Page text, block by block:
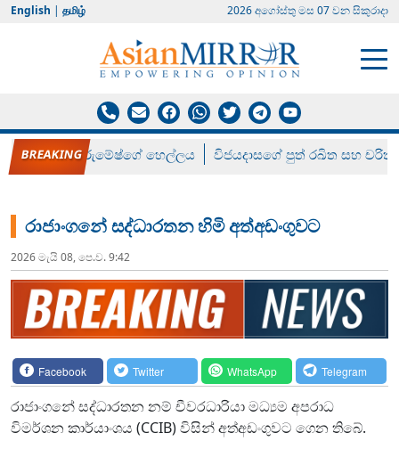
English | தமிழ் 2026 අගෝස්‍තු මස 07 වන සිකුරාදා
රන් ගෙනා රුමේෂ්ගේ හෙල්ලය විජයදාසගේ පුත් රඛිත සහ චරිත්
රාජාංගනේ සද්ධාරතන හිමි අත්අඩංගුවට
2026 මැයි 08, පෙ.ව. 9:42
Facebook Twitter WhatsApp Telegram
රාජාංගනේ සද්ධාරතන නම් චීවරධාරියා මධ්‍යම අපරාධ
විමර්ශන කාර්යාංශය (CCIB) විසින් අත්අඩංගුවට ගෙන තිබේ.